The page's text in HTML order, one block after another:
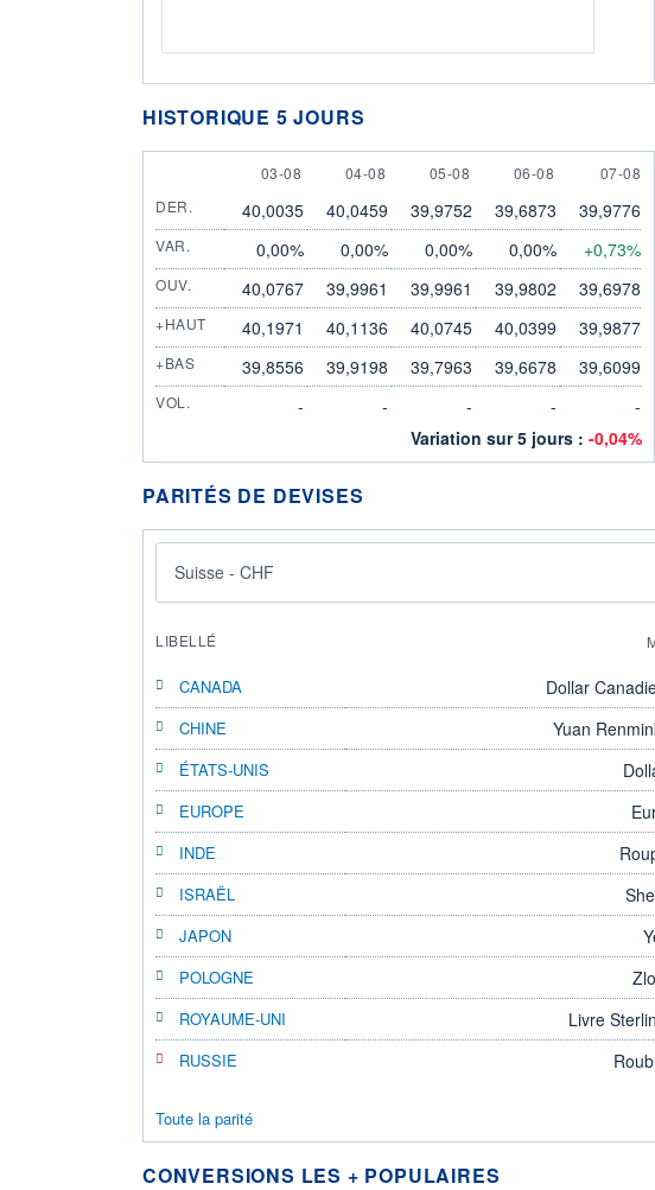
HISTORIQUE 5 JOURS
3 AUGUST
03-08 4 AUGUST
04-08 5 AUGUST
05-08 6 AUGUST
06-08 7
07-08
DER.
40,0035 40,0459 39,9752 39,6873 39,9776
VAR. 0,00% 0,00% 0,00% 0,00% +0,73%
OUV. 40,0767 39,9961 39,9961 39,9802 39,6978
+HAUT 40,1971 40,1136 40,0745 40,0399 39,9877
+BAS 39,8556 39,9198 39,7963 39,6678 39,6099
VOL. - - - -
-
Variation sur 5 jours : -0,04%
PARITÉS DE DEVISES
Suisse - CHF
LIBELLÉ
CANADA Dollar
CHINE Yuan
ÉTATS-UNIS
EUROPE
INDE
ISRAËL
JAPON
POLOGNE
ROYAUME-UNI Livre
RUSSIE
Toute la parité
CONVERSIONS LES + POPULAIRES